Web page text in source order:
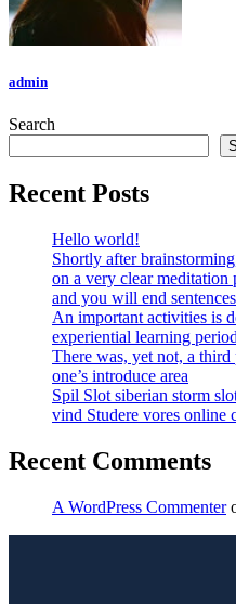
admin
Search
Recent Posts
Hello world!
Shortly after
on a very clear meditation
and you will end sentences
An important activities is
experiential learning
There was, yet not, a
one’s introduce area
Spil Slot siberian storm
vind Studere vores online
Recent Comments
A WordPress Commenter